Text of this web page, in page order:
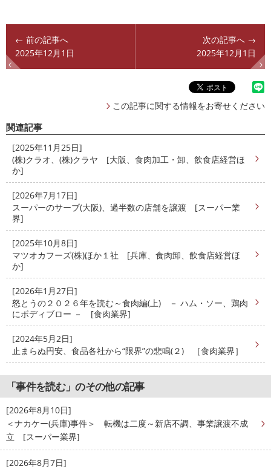
← 前の記事へ
2025年12月1日
次の記事へ →
2025年12月1日
この記事に関する情報をお寄せください
関連記事
[2025年11月25日]
(株)クラオ、(株)クラヤ [大阪、食肉加工・卸、飲食店経営ほ
か]
[2026年7月17日]
スーパーのサーブ(大阪)、過半数の店舗を譲渡 [スーパー業
界]
[2025年10月8日]
マツオカフーズ(株)ほか１社 [兵庫、食肉卸、飲食店経営ほ
か]
[2026年1月27日]
怒とうの２０２６年を読む～食肉編(上) － ハム・ソー、鶏肉
にボディブロー － [食肉業界]
[2024年5月2日]
止まらぬ円安、食品各社から“限界”の悲鳴(２) ［食肉業界］
「事件を読む」のその他の記事
[2026年8月10日]
＜ナカケー(兵庫)事件＞ 転機は二度～新店不調、事業譲渡不成
立 [スーパー業界]
[2026年8月7日]